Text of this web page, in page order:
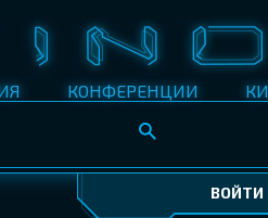
КОНФЕРЕНЦИИ
ВОЙТИ